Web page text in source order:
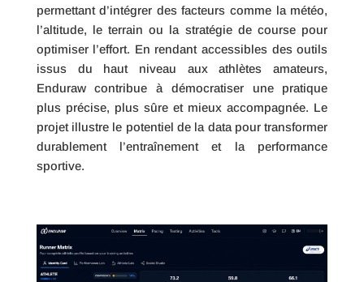
permettant d’intégrer des facteurs comme la météo,
l’altitude, le terrain ou la stratégie de course pour
optimiser l’effort. En rendant accessibles des outils
issus du haut niveau aux athlètes amateurs,
Enduraw contribue à démocratiser une pratique
plus précise, plus sûre et mieux accompagnée. Le
projet illustre le potentiel de la data pour transformer
durablement l’entraînement et la performance
sportive.